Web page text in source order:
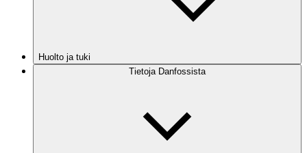
Huolto ja tuki
Tietoja Danfossista